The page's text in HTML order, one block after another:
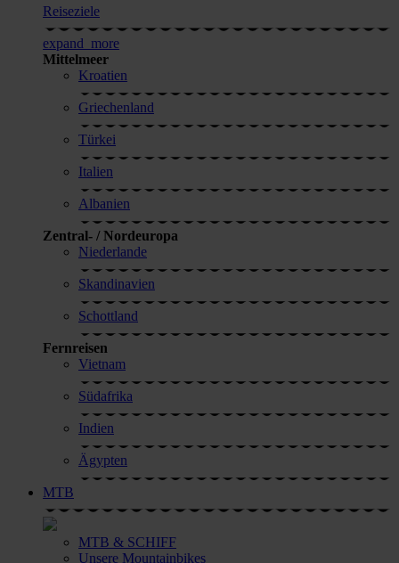
Reiseziele
expand_more
Mittelmeer
Kroatien
Griechenland
Türkei
Italien
Albanien
Zentral- / Nordeuropa
Niederlande
Skandinavien
Schottland
Fernreisen
Vietnam
Südafrika
Indien
Ägypten
MTB
MTB & SCHIFF
Unsere Mountainbikes